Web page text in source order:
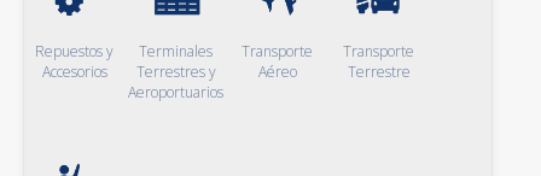
Repuestos y
Accesorios
Terminales
Terrestres y
Aeroportuarios
Transporte
Aéreo
Transporte
Terrestre